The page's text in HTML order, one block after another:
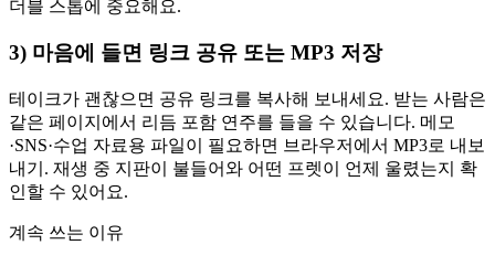
더블 스톱에 중요해요.
3) 마음에 들면 링크 공유 또는 MP3 저장
테이크가 괜찮으면 공유 링크를 복사해 보내세요. 받는 사람은
같은 페이지에서 리듬 포함 연주를 들을 수 있습니다. 메모
·SNS·수업 자료용 파일이 필요하면 브라우저에서 MP3로 내보
내기. 재생 중 지판이 불들어와 어떤 프렛이 언제 울렸는지 확
인할 수 있어요.
계속 쓰는 이유